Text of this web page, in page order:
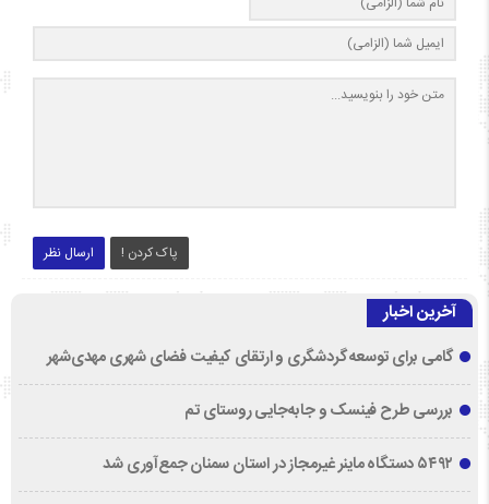
ارسال نظر پاک کردن !
آخرین اخبار
گامی برای توسعه گردشگری و ارتقای کیفیت فضای شهری مهدی‌شهر
بررسی طرح فینسک و جابه‌جایی روستای تم
۵۴۹۲ دستگاه ماینر غیرمجاز در استان سمنان جمع‌آوری شد